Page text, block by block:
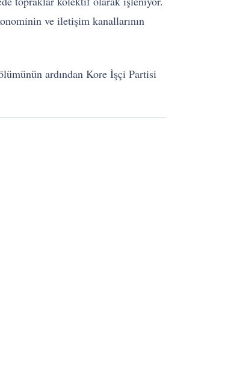
ve iletişim kanallarının
ardından Kore İşçi Partisi